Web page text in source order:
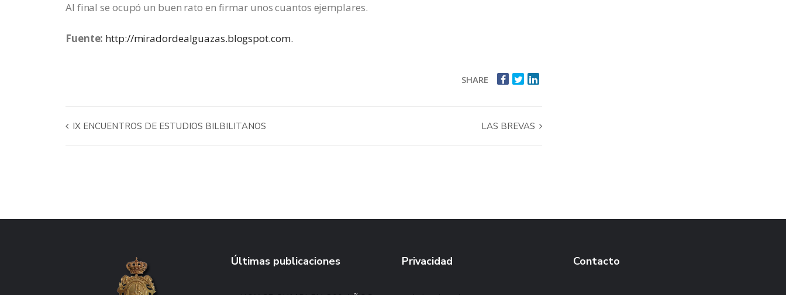
Al final se ocupó un buen rato en firmar unos cuantos ejemplares.
Fuente: http://miradordealguazas.blogspot.com.
SHARE
IX ENCUENTROS DE ESTUDIOS BILBILITANOS LAS BREVAS
Últimas publicaciones Privacidad Contacto